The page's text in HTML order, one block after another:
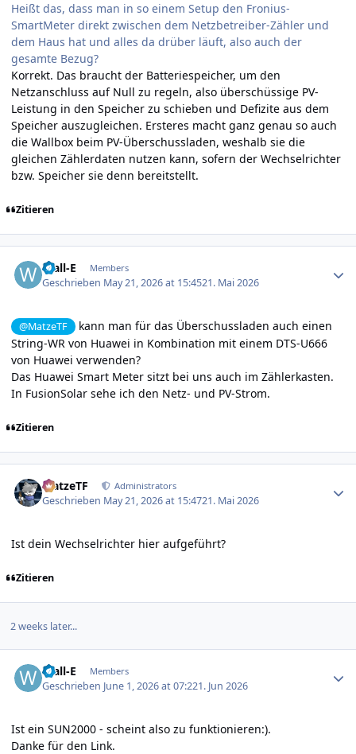
Heißt das, dass man in so einem Setup den Fronius-
SmartMeter direkt zwischen dem Netzbetreiber-Zähler und
dem Haus hat und alles da drüber läuft, also auch der
gesamte Bezug?
Korrekt. Das braucht der Batteriespeicher, um den
Netzanschluss auf Null zu regeln, also überschüssige PV-
Leistung in den Speicher zu schieben und Defizite aus dem
Speicher auszugleichen. Ersteres macht ganz genau so auch
die Wallbox beim PV-Überschussladen, weshalb sie die
gleichen Zählerdaten nutzen kann, sofern der Wechselrichter
bzw. Speicher sie denn bereitstellt.
Zitieren
Wall-E Members
Geschrieben May 21, 2026 at 15:4521. Mai 2026
@MatzeTF
kann man für das Überschussladen auch einen
String-WR von Huawei in Kombination mit einem DTS-U666
von Huawei verwenden?
Das Huawei Smart Meter sitzt bei uns auch im Zählerkasten.
In FusionSolar sehe ich den Netz- und PV-Strom.
Zitieren
MatzeTF Administrators
Geschrieben May 21, 2026 at 15:4721. Mai 2026
Ist dein Wechselrichter hier aufgeführt?
Zitieren
2 weeks later...
Wall-E Members
Geschrieben June 1, 2026 at 07:221. Jun 2026
Ist ein SUN2000 - scheint also zu funktionieren:).
Danke für den Link.